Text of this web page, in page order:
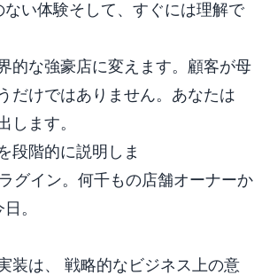
ない体験そして、すぐには理解で
的な強豪店に変えます。顧客が母
だけではありません。あなたは
します。
段階的に説明しま
グイン。何千もの店舗オーナーか
。
装は、 戦略的なビジネス上の意